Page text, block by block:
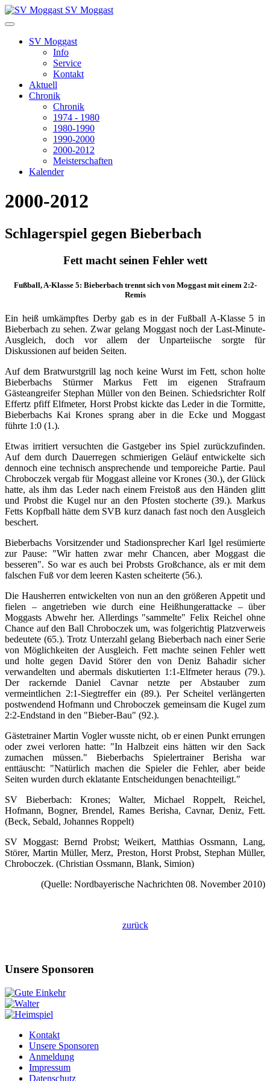
SV Moggast
SV Moggast
Info
Service
Kontakt
Aktuell
Chronik
Chronik
1974 - 1980
1980-1990
1990-2000
2000-2012
Meisterschaften
Kalender
2000-2012
Schlagerspiel gegen Bieberbach
Fett macht seinen Fehler wett
Fußball, A-Klasse 5: Bieberbach trennt sich von Moggast mit einem 2:2-
Remis
Ein heiß umkämpftes Derby gab es in der Fußball A-Klasse 5 in
Bieberbach zu sehen. Zwar gelang Moggast noch der Last-Minute-
Ausgleich, doch vor allem der Unparteiische sorgte für
Diskussionen auf beiden Seiten.
Auf dem Bratwurstgrill lag noch keine Wurst im Fett, schon holte
Bieberbachs Stürmer Markus Fett im eigenen Strafraum
Gästeangreifer Stephan Müller von den Beinen. Schiedsrichter Rolf
Effertz pfiff Elfmeter, Horst Probst kickte das Leder in die Tormitte,
Bieberbachs Kai Krones sprang aber in die Ecke und Moggast
führte 1:0 (1.).
Etwas irritiert versuchten die Gastgeber ins Spiel zurückzufinden.
Auf dem durch Dauerregen schmierigen Geläuf entwickelte sich
dennoch eine technisch ansprechende und temporeiche Partie. Paul
Chroboczek vergab für Moggast alleine vor Krones (30.), der Glück
hatte, als ihm das Leder nach einem Freistoß aus den Händen glitt
und Probst die Kugel nur an den Pfosten stocherte (39.). Markus
Fetts Kopfball hätte dem SVB kurz danach fast noch den Ausgleich
beschert.
Bieberbachs Vorsitzender und Stadionsprecher Karl Igel resümierte
zur Pause: "Wir hatten zwar mehr Chancen, aber Moggast die
besseren". So war es auch bei Probsts Großchance, als er mit dem
falschen Fuß vor dem leeren Kasten scheiterte (56.).
Die Hausherren entwickelten von nun an den größeren Appetit und
fielen – angetrieben wie durch eine Heißhungerattacke – über
Moggasts Abwehr her. Allerdings "sammelte" Felix Reichel ohne
Chance auf den Ball Chroboczek um, was folgerichtig Platzverweis
bedeutete (65.). Trotz Unterzahl gelang Bieberbach nach einer Serie
von Möglichkeiten der Ausgleich. Fett machte seinen Fehler wett
und holte gegen David Störer den von Deniz Bahadir sicher
verwandelten und abermals diskutierten 1:1-Elfmeter heraus (79.).
Der rackernde Daniel Cavnar netzte per Abstauber zum
vermeintlichen 2:1-Siegtreffer ein (89.). Per Scheitel verlängerten
postwendend Hofmann und Chroboczek gemeinsam die Kugel zum
2:2-Endstand in den "Bieber-Bau" (92.).
Gästetrainer Martin Vogler wusste nicht, ob er einen Punkt errungen
oder zwei verloren hatte: "In Halbzeit eins hätten wir den Sack
zumachen müssen." Bieberbachs Spielertrainer Berisha war
enttäuscht: "Natürlich machen die Spieler die Fehler, aber beide
Seiten wurden durch eklatante Entscheidungen benachteiligt."
SV Bieberbach: Krones; Walter, Michael Roppelt, Reichel,
Hofmann, Bogner, Brendel, Rames Berisha, Cavnar, Deniz, Fett.
(Beck, Sebald, Johannes Roppelt)
SV Moggast: Bernd Probst; Weikert, Matthias Ossmann, Lang,
Störer, Martin Müller, Merz, Preston, Horst Probst, Stephan Müller,
Chroboczek. (Christian Ossmann, Blank, Simion)
(Quelle: Nordbayerische Nachrichten 08. November 2010)
zurück
Unsere Sponsoren
Kontakt
Unsere Sponsoren
Anmeldung
Impressum
Datenschutz